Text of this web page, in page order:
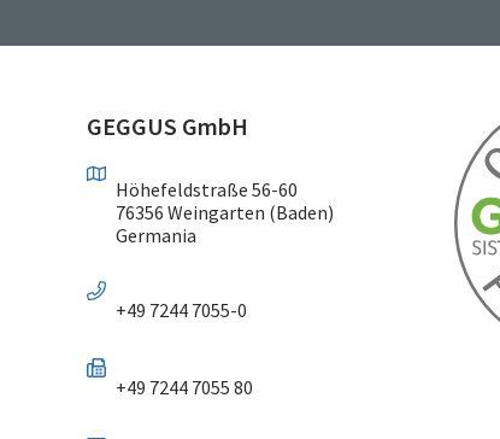
GEGGUS GmbH
Höhefeldstraße 56-60
76356 Weingarten (Baden)
Germania
+49 7244 7055-0
+49 7244 7055 80